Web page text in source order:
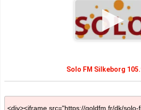
Solo FM Silkeborg